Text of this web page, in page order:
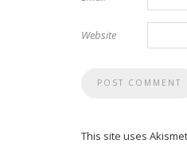
Website
This site uses